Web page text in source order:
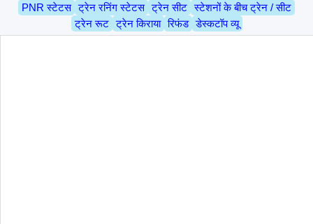
PNR स्टेटस ट्रेन रनिंग स्टेटस ट्रेन सीट स्टेशनों के बीच ट्रेन / सीट
ट्रेन रूट ट्रेन किराया रिफंड डेस्कटॉप व्यू